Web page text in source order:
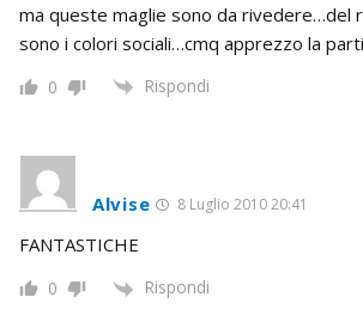
ma queste maglie sono da rivedere…del
sono i colori sociali…cmq apprezzo la
0 Rispondi
Alvise 8 Luglio 2010 20:41
FANTASTICHE
0 Rispondi